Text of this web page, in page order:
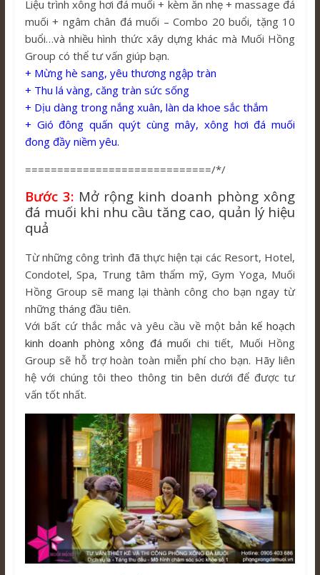
Liệu trình xông hơi đá muối + kèm ăn nhẹ + massage đá
muối + ngâm chân đá muối – Combo 20 buổi, tặng 10
buổi…và nhiều hình thức xây dựng khác mà Muối Hồng
Group có thể tư vấn giúp bạn.
+ Mừng hè sang, yêu thương ngập tràn
+ Thu lá vàng, căng tràn sức sống
+ Dịu dàng trong nắng xuân, làn da khoe sắc thắm
+ Gió đông quấn quýt cùng mây, xông hơi đá muối
đong đầy niềm yêu.
=============================/*/
Bước 3:Mở rộng kinh doanh phòng xông
đá muối khi nhu cầu tăng cao, quản lý hiệu
quả
Từ những công trình đã thực hiện tại các Resort, Hotel,
Condotel, Spa, Trung tâm thẩm mỹ, Gym Yoga, Muối
Hồng Group sẽ mang lại thành công cho bạn ngay từ
những tháng đầu tiên.
Với bất cứ thắc mắc và yêu cầu về một bảnkế hoạch
kinh doanh phòng xông đá muối chi tiết, Muối Hồng
Group sẽ hỗ trợ hoàn toàn miễn phí cho bạn. Hãy liên
hệ với chúng tôi theo thông tin bên dưới để được tư
vấn tốt nhất.